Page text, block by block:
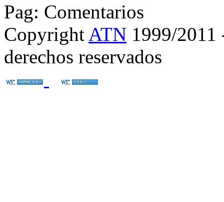
Pag: Comentarios
Copyright ATN 1999/2011
derechos reservados